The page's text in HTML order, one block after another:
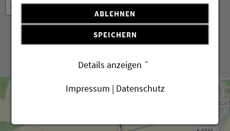
−
ABLEHNEN
SPEICHERN
Details anzeigen
Impressum | Datenschutz